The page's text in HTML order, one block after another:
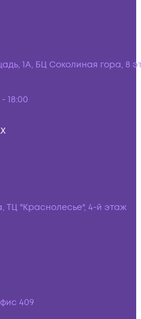
1А, БЦ Соколиная гора, 8
18:00
ТЦ "Краснолесье", 4-й этаж
409